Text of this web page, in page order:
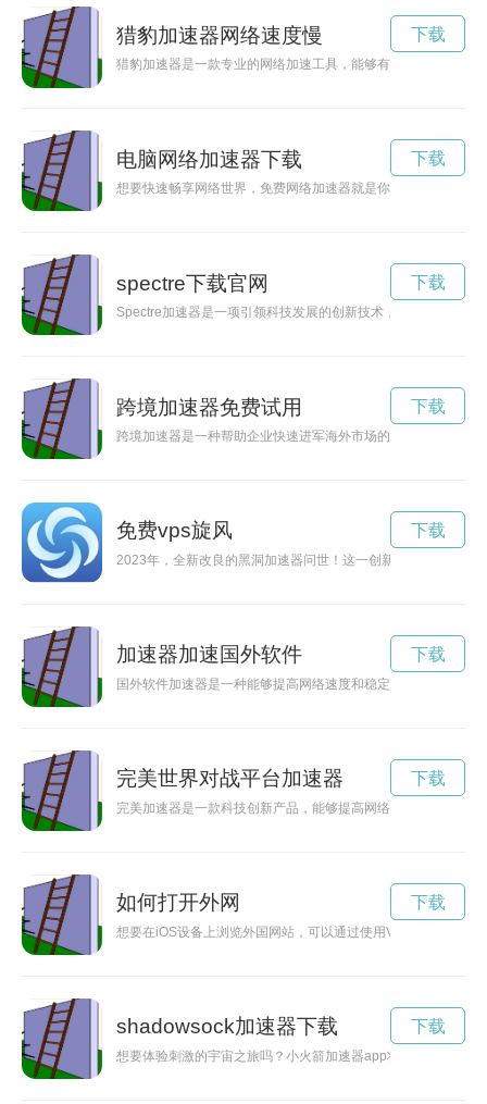
猎豹加速器网络速度慢
猎豹加速器是一款专业的网络加速工具，能够有效提升网络连
下载
电脑网络加速器下载
想要快速畅享网络世界，免费网络加速器就是你的不二选择！
下载
spectre下载官网
Spectre加速器是一项引领科技发展的创新技术，以其高效的能
下载
跨境加速器免费试用
跨境加速器是一种帮助企业快速进军海外市场的工具，通过提
下载
免费vps旋风
2023年，全新改良的黑洞加速器问世！这一创新科技将为我们
下载
加速器加速国外软件
国外软件加速器是一种能够提高网络速度和稳定性的工具，通
下载
完美世界对战平台加速器
完美加速器是一款科技创新产品，能够提高网络连接的速度，
下载
如何打开外网
想要在iOS设备上浏览外国网站，可以通过使用VPN来翻墙实现
下载
shadowsock加速器下载
想要体验刺激的宇宙之旅吗？小火箭加速器app将为您提供全
下载